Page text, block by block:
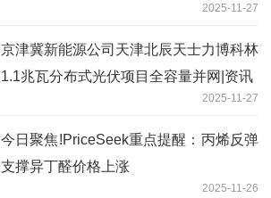
2025-11-27
京津冀新能源公司天津北辰天士力博科林
1.1兆瓦分布式光伏项目全容量并网|资讯
2025-11-27
今日聚焦!PriceSeek重点提醒：丙烯反弹
支撑异丁醛价格上涨
2025-11-26